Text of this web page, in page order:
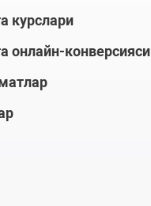
курслари
онлайн-конверсияси